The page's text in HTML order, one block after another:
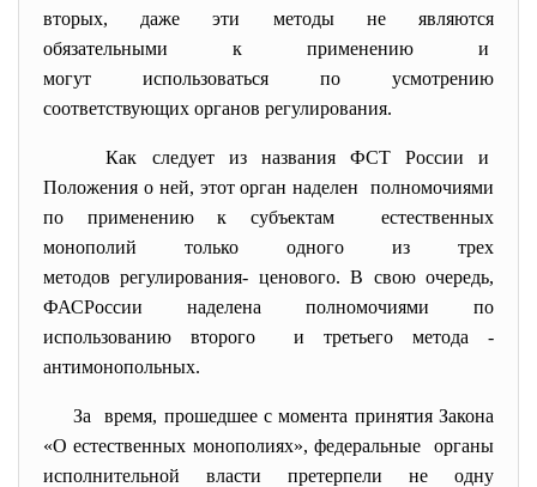
вторых, даже эти методы не являются
обязательными к применению и
могут использоваться по усмотрению
соответствующих органов регулирования.
Как следует из названия ФСТ России и
Положения о ней, этот орган наделен полномочиями
по применению к субъектам естественных
монополий только одного из трех
методов регулирования- ценового. В свою очередь,
ФАСРоссии наделена полномочиями по
использованию второго и третьего метода -
антимонопольных.
За время, прошедшее с момента принятия Закона
«О естественных монополиях», федеральные органы
исполнительной власти претерпели не одну